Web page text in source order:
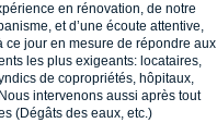
en rénovation, de notre
et d’une écoute attentive,
ce jour en mesure de répondre aux
les plus exigeants: locataires,
de copropriétés, hôpitaux,
intervenons aussi après tout
(Dégâts des eaux, etc.)